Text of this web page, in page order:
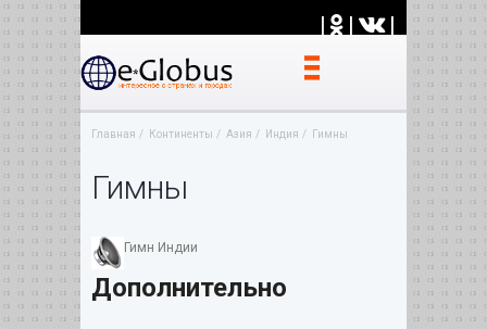
| | |
Главная Континенты Азия Индия Гимны
Гимны
Гимн Индии
Дополнительно